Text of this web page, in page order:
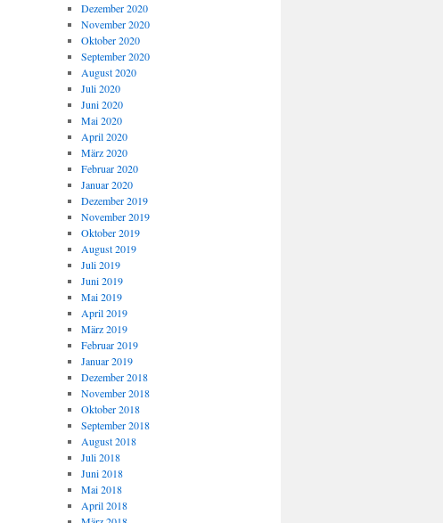
Dezember 2020
November 2020
Oktober 2020
September 2020
August 2020
Juli 2020
Juni 2020
Mai 2020
April 2020
März 2020
Februar 2020
Januar 2020
Dezember 2019
November 2019
Oktober 2019
August 2019
Juli 2019
Juni 2019
Mai 2019
April 2019
März 2019
Februar 2019
Januar 2019
Dezember 2018
November 2018
Oktober 2018
September 2018
August 2018
Juli 2018
Juni 2018
Mai 2018
April 2018